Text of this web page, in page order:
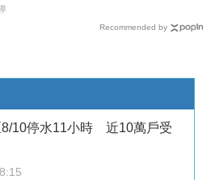
Recommended by
8/10停水11小時 近10萬戶受